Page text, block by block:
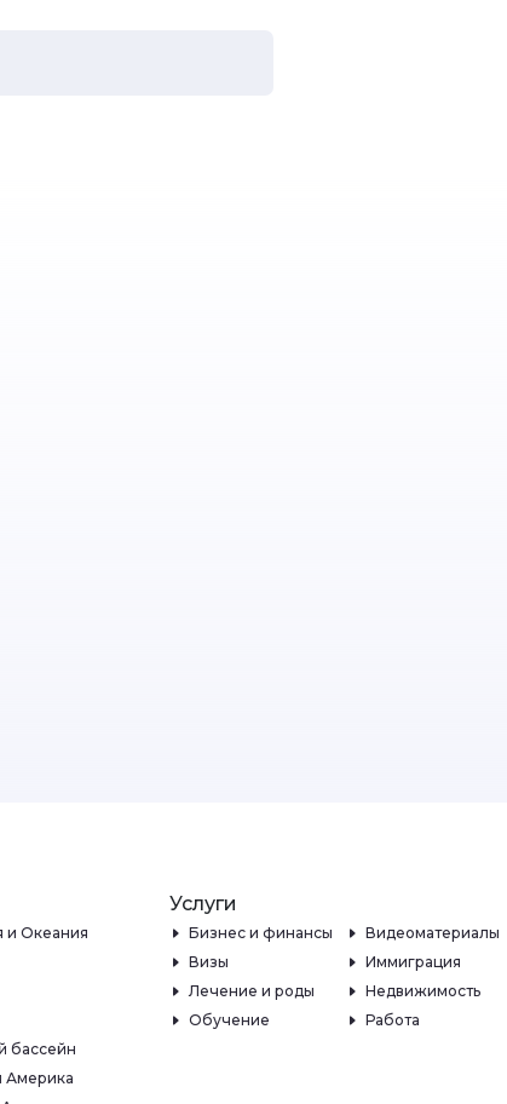
и Океания
бассейн
Америка
Услуги
Бизнес и финансы
Видеоматериалы
Визы
Иммиграция
Лечение и роды
Недвижимость
Обучение
Работа